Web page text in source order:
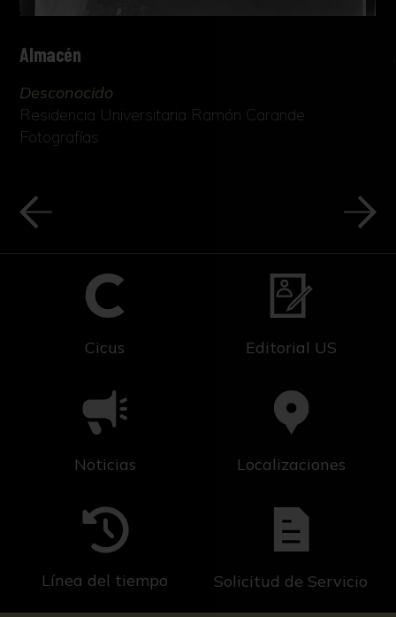
Almacén
Desconocido
Residencia Universitaria Ramón Carande
Fotografías
Cicus Editorial US
Noticias Localizaciones
Línea del tiempo Solicitud de Servicio